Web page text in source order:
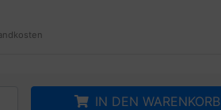
IN DEN WARENKORB